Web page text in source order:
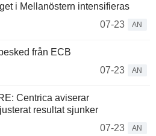
i Mellanöstern intensifieras
07-23
AN
från ECB
07-23
AN
Centrica aviserar
resultat sjunker
07-23
AN